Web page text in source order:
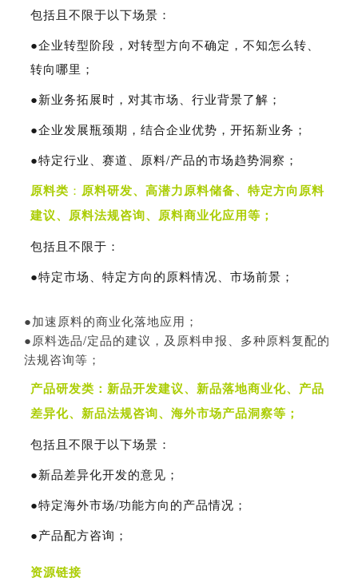
包括且不限于以下场景：
●企业转型阶段，对转型方向不确定，不知怎么转、
转向哪里；
●新业务拓展时，对其市场、行业背景了解；
●企业发展瓶颈期，结合企业优势，开拓新业务；
●特定行业、赛道、原料/产品的市场趋势洞察；
原料类 ： 原料研发、高潜力原料储备、特定方向原料
建议、原料法规咨询、原料商业化应用等；
包括且不限于：
●特定市场、特定方向的原料情况、市场前景；
●加速原料的商业化落地应用；
●原料选品/定品的建议，及原料申报、多种原料复配的
法规咨询等；
产品研发类：新品开发建议、新品落地商业化、产品
差异化、新品法规咨询、海外市场产品洞察等；
包括且不限于以下场景：
●新品差异化开发的意见；
●特定海外市场/功能方向的产品情况；
●产品配方咨询；
资源链接